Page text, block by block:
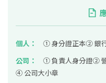
個人： ① 身分證正本② 銀
公司：
① 負責人身分證②
④ 公司大小章